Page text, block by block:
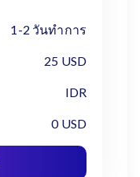
1-2 วันทำการ
25 USD
IDR
0 USD